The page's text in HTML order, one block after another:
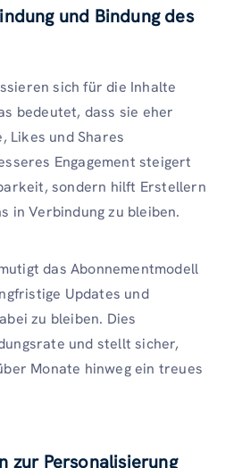
und Bindung des
sich für die Inhalte
bedeutet, dass sie eher
Likes und Shares
Engagement steigert
sondern hilft Erstellern
in Verbindung zu bleiben.
das Abonnementmodell
Updates und
zu bleiben. Dies
und stellt sicher,
Monate hinweg ein treues
zur Personalisierung